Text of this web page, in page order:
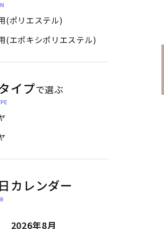
(ポリエステル)
(エポキシポリエステル)
イプで選ぶ
カレンダー
2026年8月